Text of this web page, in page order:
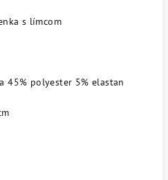
s límcom
45% polyester 5% elastan